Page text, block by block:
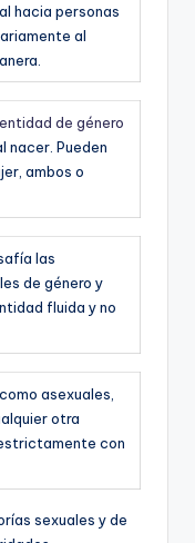
hacia personas
al
de género
nacer. Pueden
ambos o
las
de género y
fluida y no
asexuales,
otra
con
sexuales y de